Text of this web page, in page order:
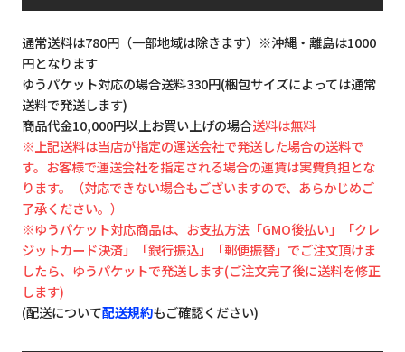
通常送料は780円（一部地域は除きます）※沖縄・離島は1000
円となります
ゆうパケット対応の場合送料330円(梱包サイズによっては通常
送料で発送します)
商品代金10,000円以上お買い上げの場合送料は無料
※上記送料は当店が指定の運送会社で発送した場合の送料で
す。お客様で運送会社を指定される場合の運賃は実費負担とな
ります。（対応できない場合もございますので、あらかじめご
了承ください。）
※ゆうパケット対応商品は、お支払方法「GMO後払い」「クレ
ジットカード決済」「銀行振込」「郵便振替」でご注文頂けま
したら、ゆうパケットで発送します(ご注文完了後に送料を修正
します)
(配送について配送規約もご確認ください)